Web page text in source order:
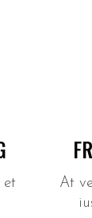
et
At